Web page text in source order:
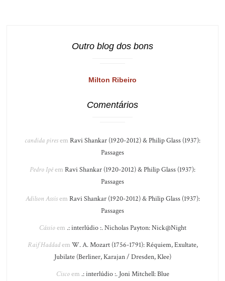
Outro blog dos bons
Milton Ribeiro
Comentários
candida piresem Ravi Shankar (1920-2012) & Philip Glass (1937):
Passages
Pedro Ipêem Ravi Shankar (1920-2012) & Philip Glass (1937):
Passages
Adilson Assisem Ravi Shankar (1920-2012) & Philip Glass (1937):
Passages
Cássioem .: interlúdio :. Nicholas Payton: Nick@Night
Raif Haddadem W. A. Mozart (1756-1791): Réquiem, Exultate,
Jubilate (Berliner, Karajan / Dresden, Klee)
Ciscoem .: interlúdio :. Joni Mitchell: Blue